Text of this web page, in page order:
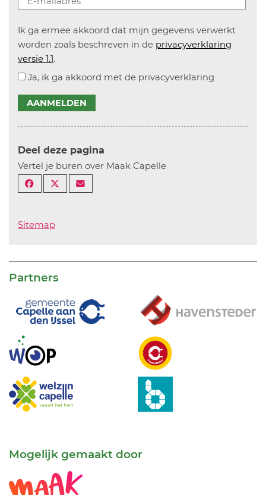
Ik ga ermee akkoord dat mijn gegevens verwerkt
worden zoals beschreven in de privacyverklaring
versie 1.1.
Ja, ik ga akkoord met de privacyverklaring
AANMELDEN
Deel deze pagina
Vertel je buren over Maak Capelle
Sitemap
Partners
Mogelijk gemaakt door